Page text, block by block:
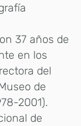
37 años de
en los
del
de
2001).
de